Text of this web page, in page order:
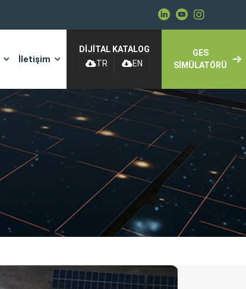
İletişim
DİJİTAL KATALOG
TR
EN
GES
SİMÜLATÖRÜ